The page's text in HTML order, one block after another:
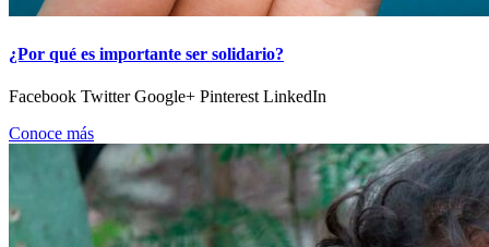
¿Por qué es importante ser solidario?
Facebook Twitter Google+ Pinterest LinkedIn
Conoce más